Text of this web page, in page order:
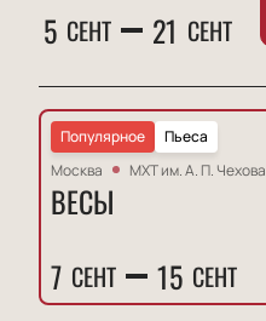
5 СЕНТ 21 СЕНТ
Пьеса
Популярное
Москва
МХТ им. А. П. Чехова
ВЕСЫ
7 СЕНТ 15 СЕНТ